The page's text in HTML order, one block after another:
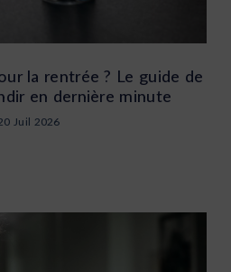
la rentrée ? Le guide de
en dernière minute
Juil 2026